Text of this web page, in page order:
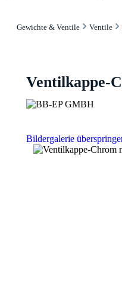
Gewichte & Ventile Ventile
Ventilkappe-
Bildergalerie